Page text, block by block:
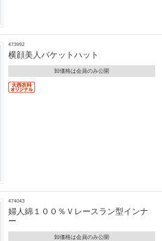
473992
横顔美人バケットハット
卸価格は会員のみ公開
474043
婦人綿１００％Ｖレースラン型インナ
ー
卸価格は会員のみ公開